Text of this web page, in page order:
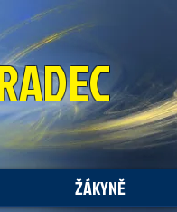
ŽÁKYNĚ